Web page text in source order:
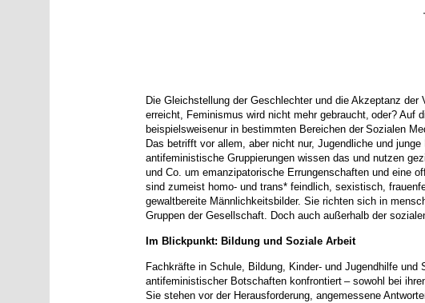
Die Gleichstellung der Geschlechter und die Akzeptanz der
erreicht, Feminismus wird nicht mehr gebraucht, oder? Auf
beispielsweisenur in bestimmten Bereichen der Sozialen
Das betrifft vor allem, aber nicht nur, Jugendliche und
antifeministische Gruppierungen wissen das und nutzen
und Co. um emanzipatorische Errungenschaften und eine
sind zumeist homo- und trans* feindlich, sexistisch,
gewaltbereite Männlichkeitsbilder. Sie richten sich in
Gruppen der Gesellschaft. Doch auch außerhalb der
Im Blickpunkt: Bildung und Soziale Arbeit
Fachkräfte in Schule, Bildung, Kinder- und Jugendhilfe und
antifeministischer Botschaften konfrontiert –sowohl bei
Sie stehen vor der Herausforderung, angemessene